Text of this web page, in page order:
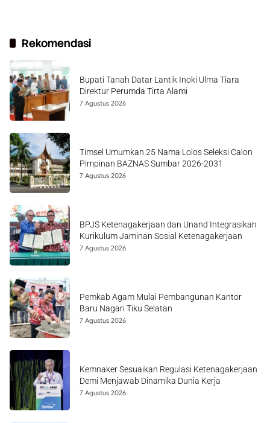
Rekomendasi
Bupati Tanah Datar Lantik Inoki Ulma Tiara
Direktur Perumda Tirta Alami
7 Agustus 2026
Timsel Umumkan 25 Nama Lolos Seleksi Calon
Pimpinan BAZNAS Sumbar 2026-2031
7 Agustus 2026
BPJS Ketenagakerjaan dan Unand Integrasikan
Kurikulum Jaminan Sosial Ketenagakerjaan
7 Agustus 2026
Pemkab Agam Mulai Pembangunan Kantor
Baru Nagari Tiku Selatan
7 Agustus 2026
Kemnaker Sesuaikan Regulasi Ketenagakerjaan
Demi Menjawab Dinamika Dunia Kerja
7 Agustus 2026